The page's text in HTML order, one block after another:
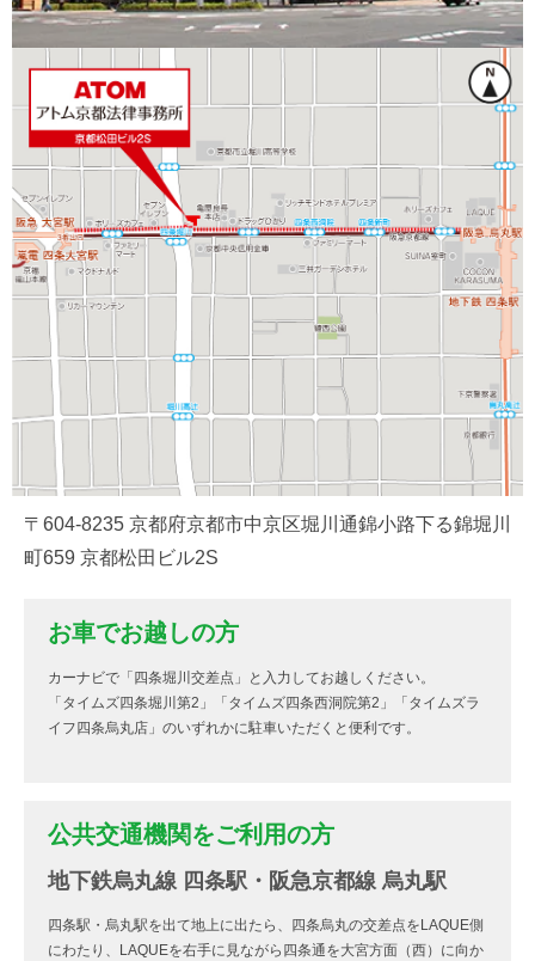
〒604-8235 京都府京都市中京区堀川通錦小路下る錦堀川
町659 京都松田ビル2S
お車でお越しの方
カーナビで「四条堀川交差点」と入力してお越しください。
「タイムズ四条堀川第2」「タイムズ四条西洞院第2」「タイムズラ
イフ四条烏丸店」のいずれかに駐車いただくと便利です。
公共交通機関をご利用の方
地下鉄烏丸線 四条駅・阪急京都線 烏丸駅
四条駅・烏丸駅を出て地上に出たら、四条烏丸の交差点をLAQUE側
にわたり、LAQUEを右手に見ながら四条通を大宮方面（西）に向か